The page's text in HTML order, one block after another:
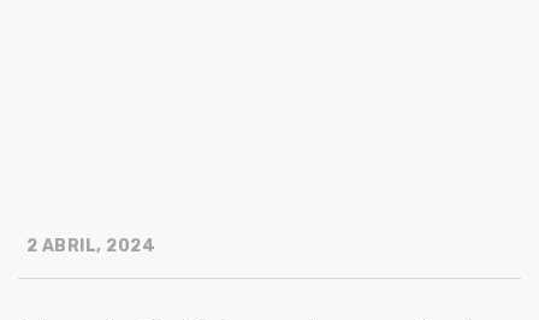
2 ABRIL, 2024